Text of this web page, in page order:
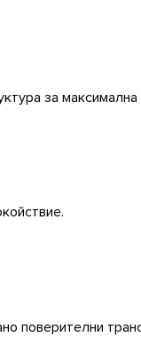
за
поверителни